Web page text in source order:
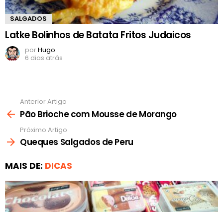
SALGADOS
Latke Bolinhos de Batata Fritos Judaicos
porHugo
6 dias atrás
mais
Anterior Artigo
Pão Brioche com Mousse de Morango
Próximo Artigo
Queques Salgados de Peru
MAIS DE: DICAS